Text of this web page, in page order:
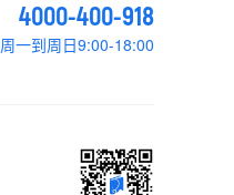
4000-400-918
周一到周日9:00-18:00